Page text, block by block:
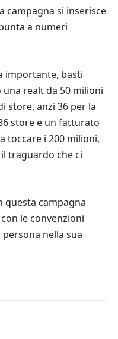
campagna si inserisce
a numeri
importante, basti
una realt da 50 milioni
store, anzi 36 per la
store e un fatturato
toccare i 200 milioni,
traguardo che ci
questa campagna
le convenzioni
nella sua